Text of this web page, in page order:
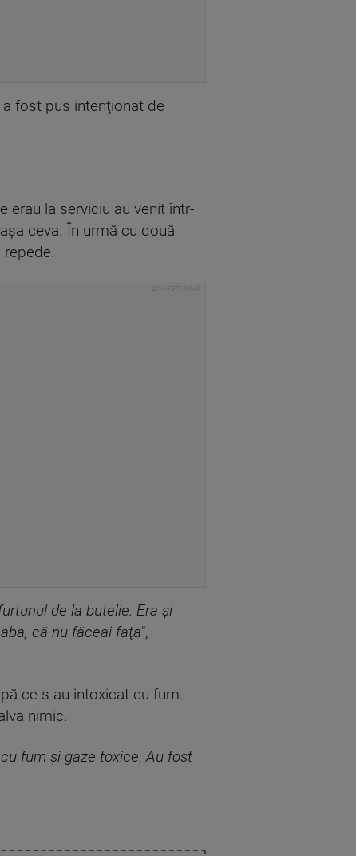
fost pus intenţionat de
erau la serviciu au venit într-
ceva. În urmă cu două
de la butelie. Era şi
că nu făceai faţa",
ce s-au intoxicat cu fum.
nimic.
fum şi gaze toxice. Au fost